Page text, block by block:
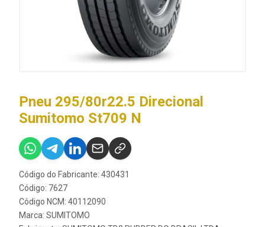
Pneu 295/80r22.5 Direcional
Sumitomo St709 N
Código do Fabricante: 430431
Código: 7627
Código NCM: 40112090
Marca: SUMITOMO